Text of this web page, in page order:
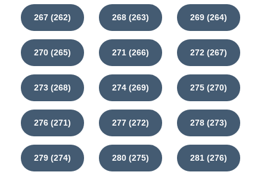
267 (262) 268 (263) 269 (264)
270 (265) 271 (266) 272 (267)
273 (268) 274 (269) 275 (270)
276 (271) 277 (272) 278 (273)
279 (274) 280 (275) 281 (276)